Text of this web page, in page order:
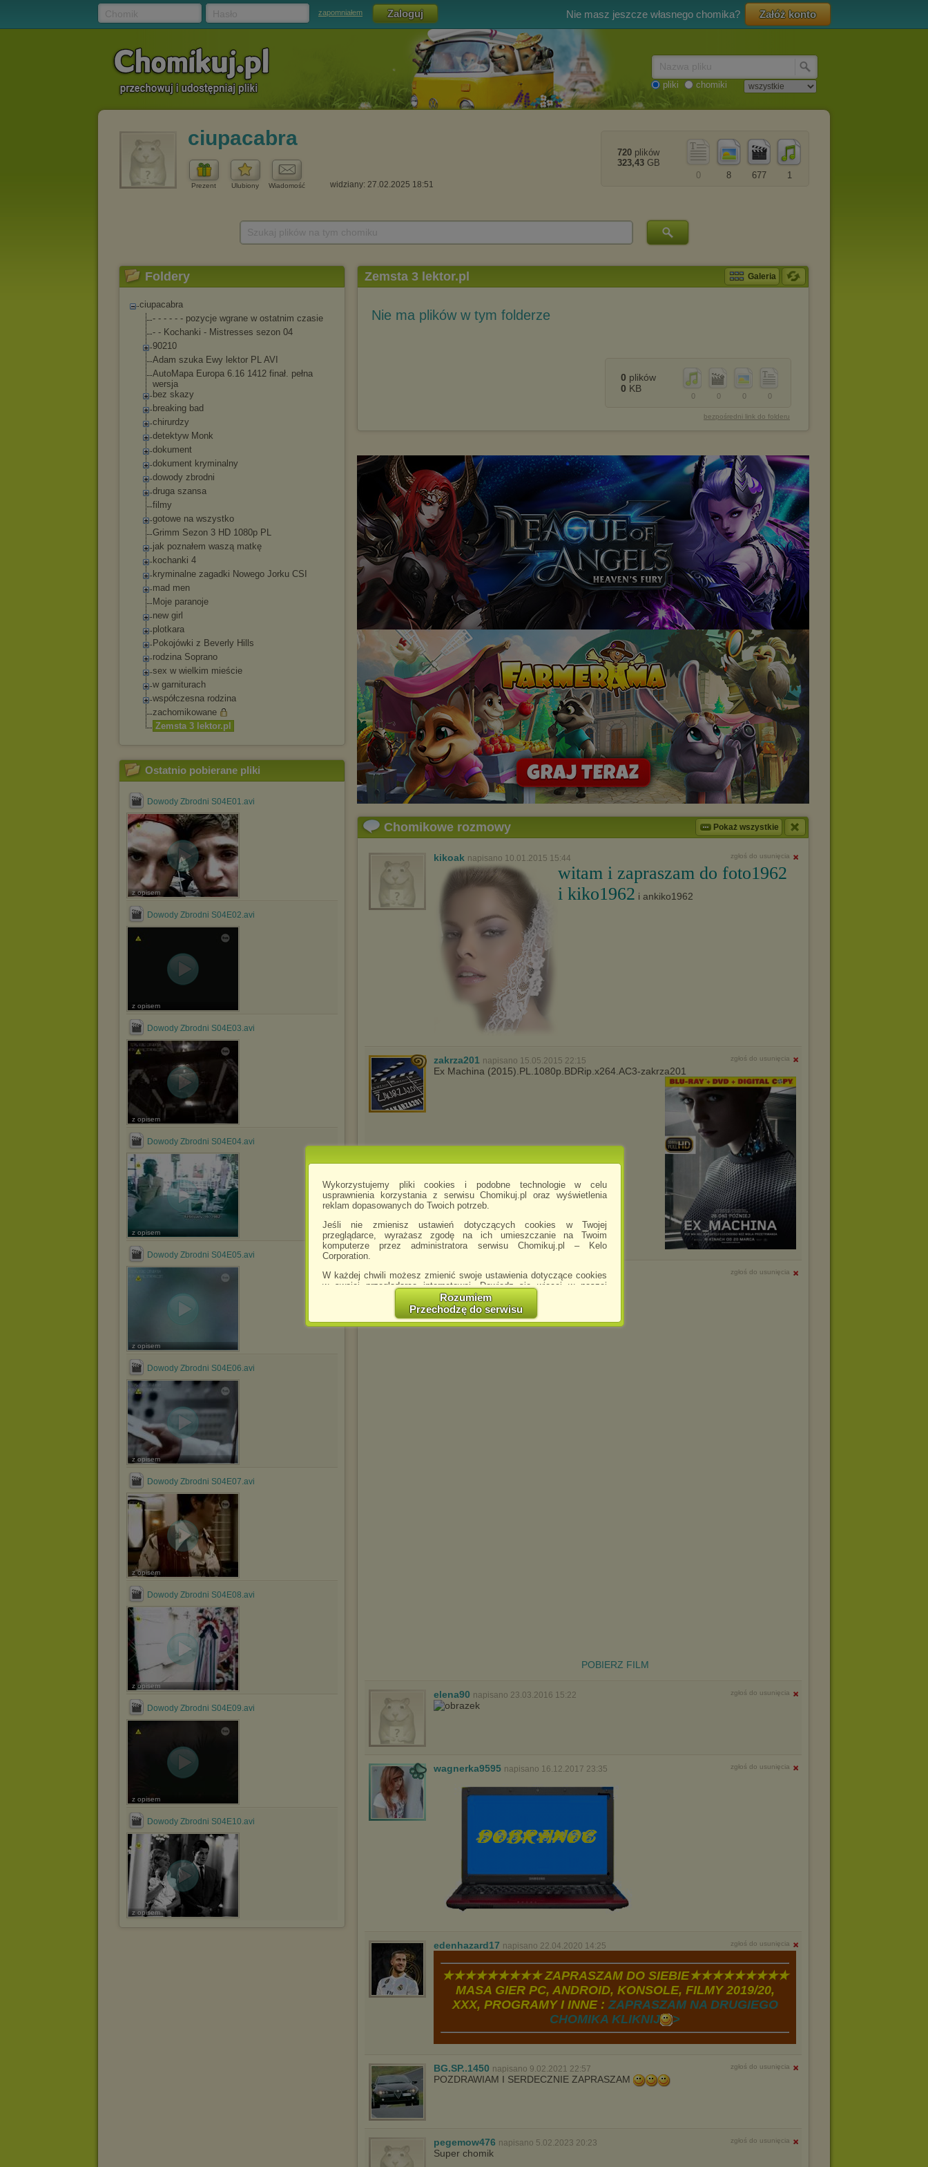
Wykorzystujemy pliki cookies i podobne technologie w celu
usprawnienia korzystania z serwisu Chomikuj.pl oraz wyświetlenia
reklam dopasowanych do Twoich potrzeb.
Jeśli nie zmienisz ustawień dotyczących cookies w Twojej
przeglądarce, wyrażasz zgodę na ich umieszczanie na Twoim
komputerze przez administratora serwisu Chomikuj.pl – Kelo
Corporation.
W każdej chwili możesz zmienić swoje ustawienia dotyczące cookies
w swojej przeglądarce internetowej. Dowiedz się więcej w naszej
http://chomikuj.pl/PolitykaPrywatnosci.aspx
Jednocześnie informujemy że zmiana ustawień przeglądarki może
spowodować ograniczenie korzystania ze strony Chomikuj.pl.
Rozumiem
Przechodzę do serwisu
zapomniałem Nie masz jeszcze własnego chomika? Załóż konto
pliki chomiki
ciupacabra
Prezent Ulubiony Wiadomość widziany: 27.02.2025 18:51
1
677
8
0
720 plików
323,43 GB
Foldery
ciupacabra
- - - - - - pozycje wgrane w ostatnim czasie
- - Kochanki - Mistresses sezon 04
90210
Adam szuka Ewy lektor PL AVI
AutoMapa Europa 6.16 1412 finał. pełna
wersja
bez skazy
breaking bad
chirurdzy
detektyw Monk
dokument
dokument kryminalny
dowody zbrodni
druga szansa
filmy
gotowe na wszystko
Grimm Sezon 3 HD 1080p PL
jak poznałem waszą matkę
kochanki 4
kryminalne zagadki Nowego Jorku CSI
mad men
Moje paranoje
new girl
plotkara
Pokojówki z Beverly Hills
rodzina Soprano
sex w wielkim mieście
w garniturach
współczesna rodzina
zachomikowane
Zemsta 3 lektor.pl
Ostatnio pobierane pliki
Dowody Zbrodni S04E01.avi
z opisem
Dowody Zbrodni S04E02.avi
z opisem
Dowody Zbrodni S04E03.avi
z opisem
Dowody Zbrodni S04E04.avi
z opisem
Dowody Zbrodni S04E05.avi
z opisem
Dowody Zbrodni S04E06.avi
z opisem
Dowody Zbrodni S04E07.avi
z opisem
Dowody Zbrodni S04E08.avi
z opisem
Dowody Zbrodni S04E09.avi
z opisem
Dowody Zbrodni S04E10.avi
z opisem
Zemsta 3 lektor.pl Galeria
Nie ma plików w tym folderze
0
0
0
0
0 plików
0 KB
bezpośredni link do folderu
Chomikowe rozmowy Pokaż wszystkie
kikoak napisano 10.01.2015 15:44 zgłoś do usunięcia
witam i zapraszam do foto1962
i kiko1962 i ankiko1962
zakrza201 napisano 15.05.2015 22:15 zgłoś do usunięcia
Ex Machina (2015).PL.1080p.BDRip.x264.AC3-zakrza201
eliza77 napisano 27.12.2015 23:21 zgłoś do usunięcia
POBIERZ FILM
elena90 napisano 23.03.2016 15:22 zgłoś do usunięcia
wagnerka9595 napisano 16.12.2017 23:35 zgłoś do usunięcia
edenhazard17 napisano 22.04.2020 14:25 zgłoś do usunięcia
★★★★★★★★★ ZAPRASZAM DO SIEBIE★★★★★★★★★
MASA GIER PC, ANDROID, KONSOLE, FILMY 2019/20,
XXX, PROGRAMY I INNE :ZAPRASZAM NA DRUGIEGO
CHOMIKA KLIKNIJ
>
BG.SP..1450 napisano 9.02.2021 22:57 zgłoś do usunięcia
POZDRAWIAM I SERDECZNIE ZAPRASZAM
pegemow476 napisano 5.02.2023 20:23 zgłoś do usunięcia
Super chomik